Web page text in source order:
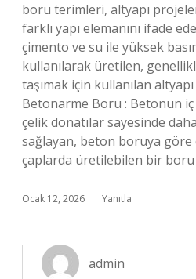
boru terimleri, altyapı
farklı yapı elemanını ifade
çimento ve su ile yüksek
kullanılarak üretilen,
taşımak için kullanılan altyapı
Betonarme Boru : Betonun iç
çelik donatılar sayesinde
sağlayan, beton boruya göre
çaplarda üretilebilen bir
Ocak 12, 2026 Yanıtla
admin